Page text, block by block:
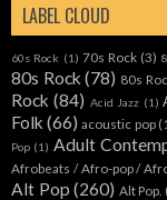
LABEL CLOUD
60s Rock (1) 70s Rock (3)
80s Rock (78) 80s
Rock (84) Acid Jazz (1)
Folk (66) acoustic pop
Pop (1) Adult
Afrobeats / Afro-pop /
Alt Pop (260) Alt Pop.